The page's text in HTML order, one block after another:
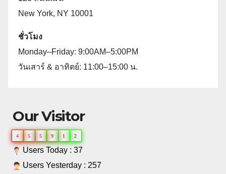
New York, NY 10001
ชั่วโมง
Monday–Friday: 9:00AM–5:00PM
วันเสาร์ & อาทิตย์: 11:00–15:00 น.
Our Visitor
4 5 5 9 1 2
Users Today : 37
Users Yesterday : 257